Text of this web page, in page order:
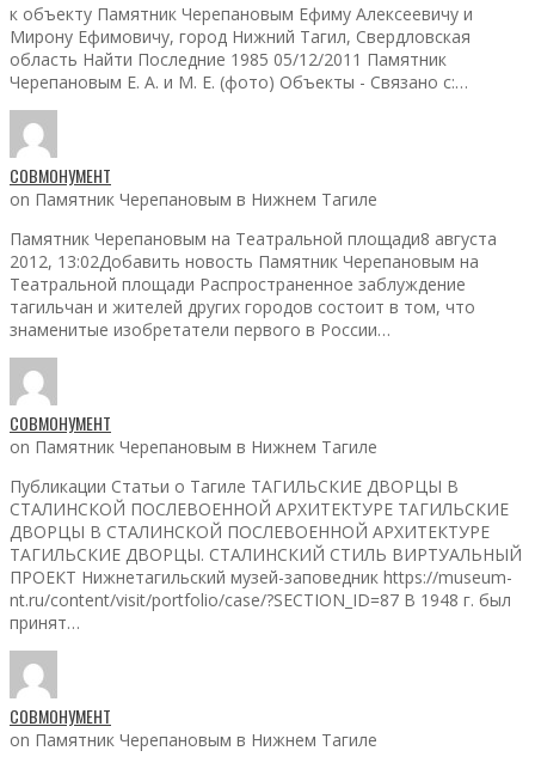
к объекту Памятник Черепановым Ефиму Алексеевичу и
Мирону Ефимовичу, город Нижний Тагил, Свердловская
область Найти Последние 1985 05/12/2011 Памятник
Черепановым Е. А. и М. Е. (фото) Объекты - Связано с:…
СОВМОНУМЕНТ
on Памятник Черепановым в Нижнем Тагиле
Памятник Черепановым на Театральной площади8 августа
2012, 13:02Добавить новость Памятник Черепановым на
Театральной площади Распространенное заблуждение
тагильчан и жителей других городов состоит в том, что
знаменитые изобретатели первого в России…
СОВМОНУМЕНТ
on Памятник Черепановым в Нижнем Тагиле
Публикации Статьи о Тагиле ТАГИЛЬСКИЕ ДВОРЦЫ В
СТАЛИНСКОЙ ПОСЛЕВОЕННОЙ АРХИТЕКТУРЕ ТАГИЛЬСКИЕ
ДВОРЦЫ В СТАЛИНСКОЙ ПОСЛЕВОЕННОЙ АРХИТЕКТУРЕ
ТАГИЛЬСКИЕ ДВОРЦЫ. СТАЛИНСКИЙ СТИЛЬ ВИРТУАЛЬНЫЙ
ПРОЕКТ Нижнетагильский музей-заповедник https://museum-
nt.ru/content/visit/portfolio/case/?SECTION_ID=87 В 1948 г. был
принят…
СОВМОНУМЕНТ
on Памятник Черепановым в Нижнем Тагиле